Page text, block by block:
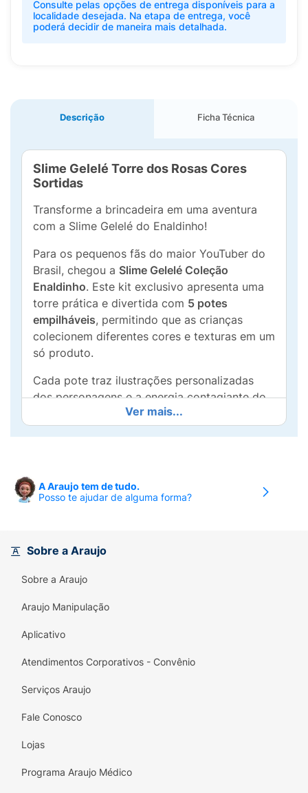
Consulte pelas opções de entrega disponíveis para a
localidade desejada. Na etapa de entrega, você
poderá decidir de maneira mais detalhada.
Descrição Ficha Técnica
Slime Gelelé Torre dos Rosas Cores
Sortidas
Transforme a brincadeira em uma aventura
com a Slime Gelelé do Enaldinho!
Para os pequenos fãs do maior YouTuber do
Brasil, chegou a Slime Gelelé Coleção
Enaldinho. Este kit exclusivo apresenta uma
torre prática e divertida com 5 potes
empilháveis, permitindo que as crianças
colecionem diferentes cores e texturas em um
só produto.
Cada pote traz ilustrações personalizadas
dos personagens e a energia contagiante do
canal do Enaldinho. A Slime Gelelé é
reconhecida por suaconsistência perfeita:
de ser um excelente brinquedo sensorial que
auxilia no desenvolvimento da coordenação
Principais Diferenciais:
Produto Oficial Licenciado:
exclusivo inspirado no universo do
facilitando o armazenamento e a
certificado pelos órgãos de segurança.
Textura Premium:
com fragrância suave.
Ver mais...
A Araujo tem de tudo.
Posso te ajudar de alguma forma?
Sobre a Araujo
Sobre a Araujo
Araujo Manipulação
Aplicativo
Atendimentos Corporativos - Convênio
Serviços Araujo
Fale Conosco
Lojas
Programa Araujo Médico